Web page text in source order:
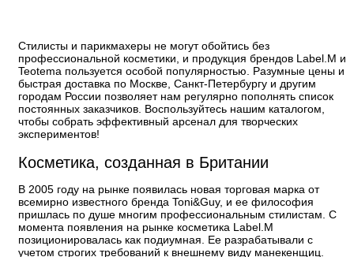
Стилисты и парикмахеры не могут обойтись без
профессиональной косметики, и продукция брендов Label.M и
Teotema пользуется особой популярностью. Разумные цены и
быстрая доставка по Москве, Санкт-Петербургу и другим
городам России позволяет нам регулярно пополнять список
постоянных заказчиков. Воспользуйтесь нашим каталогом,
чтобы собрать эффективный арсенал для творческих
экспериментов!
Косметика, созданная в Британии
В 2005 году на рынке появилась новая торговая марка от
всемирно известного бренда Toni&Guy, и ее философия
пришлась по душе многим профессиональным стилистам. С
момента появления на рынке косметика Label.M
позиционировалась как подиумная. Ее разрабатывали с
учетом строгих требований к внешнему виду манекенщиц.